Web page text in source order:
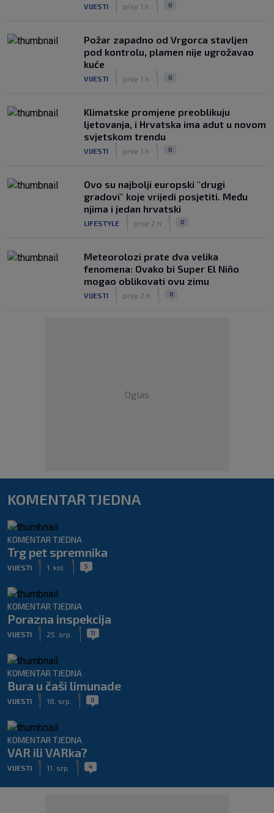
VIJESTI prije 1 h 0
Požar zapadno od Vrgorca stavljen
pod kontrolu, plamen nije ugrožavao
kuće
VIJESTI prije 1 h 0
Klimatske promjene preoblikuju
ljetovanja, i Hrvatska ima adut u novom
svjetskom trendu
VIJESTI prije 1 h 0
Ovo su najbolji europski "drugi
gradovi" koje vrijedi posjetiti. Među
njima i jedan hrvatski
LIFESTYLE prije 2 h 0
Meteorolozi prate dva velika
fenomena: Ovako bi Super El Niño
mogao oblikovati ovu zimu
VIJESTI prije 2 h 0
Oglas
KOMENTAR TJEDNA
KOMENTAR TJEDNA
Trg pet spremnika
VIJESTI 1. kol. 5
KOMENTAR TJEDNA
Porazna inspekcija
VIJESTI 25. srp. 11
KOMENTAR TJEDNA
Bura u čaši limunade
VIJESTI 18. srp. 0
KOMENTAR TJEDNA
VAR ili VARka?
VIJESTI 11. srp. 4